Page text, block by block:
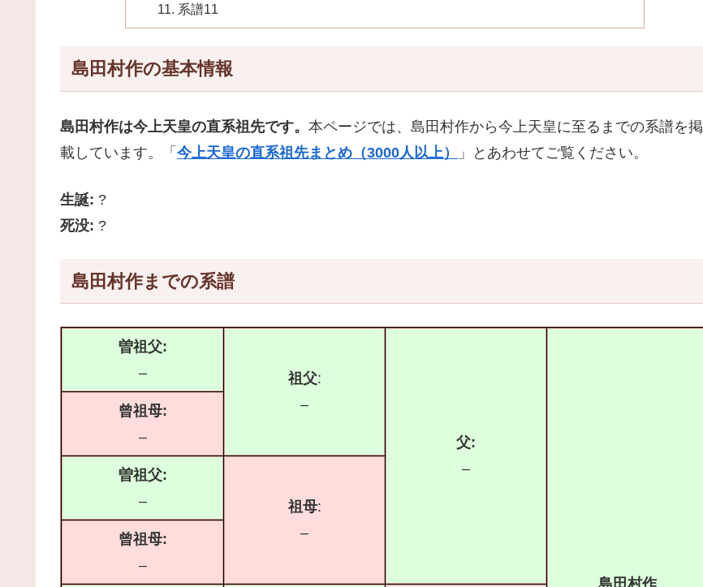
系譜11
島田村作の基本情報
島田村作は今上天皇の直系祖先です。 本ページでは、島田村作から今上天皇に至るまでの系譜を掲
載しています。「 今上天皇の直系祖先まとめ（3000人以上） 」とあわせてご覧ください。
生誕: ?
死没: ?
島田村作までの系譜
曽祖父:
–
祖父:
–
父:
–
曾祖母:
–
曽祖父:
–
祖母:
–
曾祖母:
–